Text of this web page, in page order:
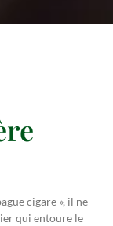
cigare », il ne
qui entoure le